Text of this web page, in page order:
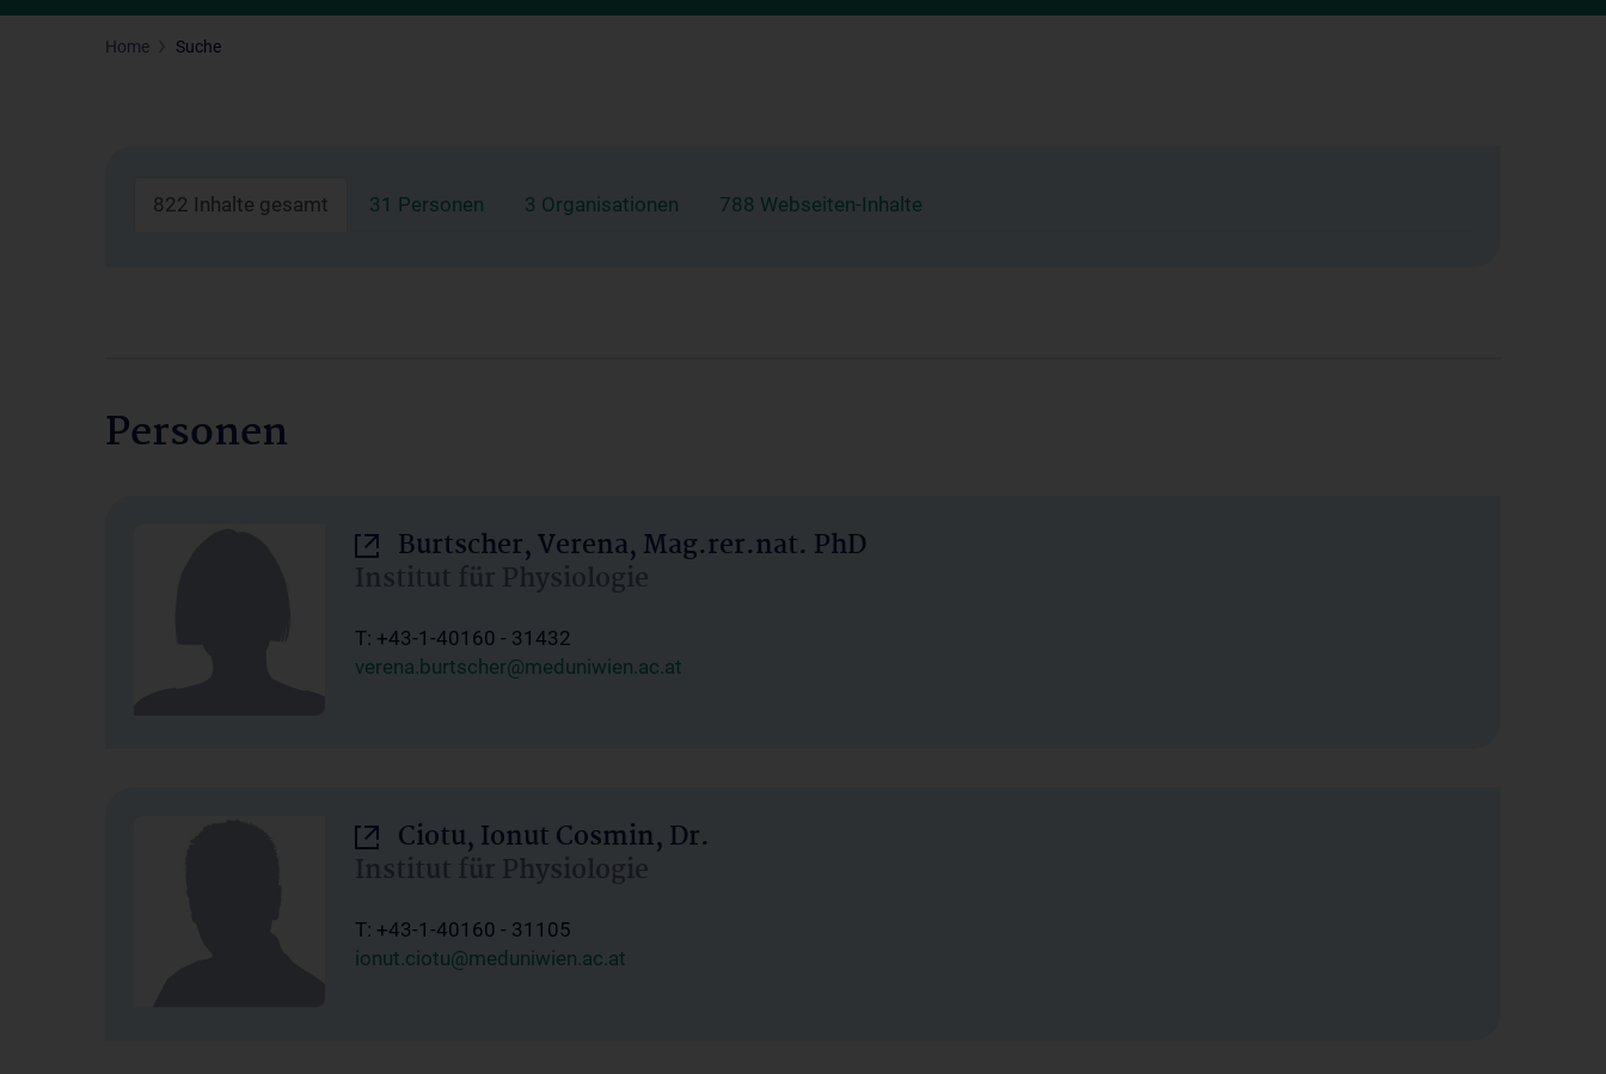
Home Suche
822 Inhalte gesamt 31 Personen 3 Organisationen 788 Webseiten-Inhalte
Personen
Burtscher, Verena, Mag.rer.nat. PhD
Institut für Physiologie
T: +43-1-40160 - 31432
verena.burtscher@meduniwien.ac.at
Ciotu, Ionut Cosmin, Dr.
Institut für Physiologie
T: +43-1-40160 - 31105
ionut.ciotu@meduniwien.ac.at